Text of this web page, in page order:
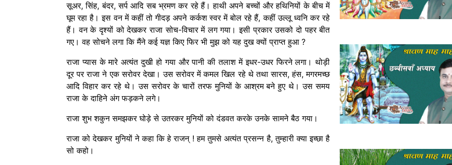
सूअर, सिंह, बंदर, सर्प आदि सब भ्रमण कर रहे हैं। हाथी अपने बच्चों और हथिनियों के बीच में
घूम रहा है। इस वन में कहीं तो गीदड़ अपने कर्कश स्वर में बोल रहे हैं, कहीं उल्लू ध्वनि कर रहे
हैं। वन के दृश्यों को देखकर राजा सोच-विचार में लग गया। इसी प्रकार उसको दो पहर बीत
गए। वह सोचने लगा कि मैंने कई यज्ञ किए फिर भी मुझ को यह दुख क्यों प्राप्त हुआ ?
राजा प्यास के मारे अत्यंत दुखी हो गया और पानी की तलाश में इधर-उधर फिरने लगा। थोड़ी
दूर पर राजा ने एक सरोवर देखा। उस सरोवर में कमल खिल रहे थे तथा सारस, हंस, मगरमच्छ
आदि विहार कर रहे थे। उस सरोवर के चारों तरफ मुनियों के आश्रम बने हुए थे। उस समय
राजा के दाहिने अंग फड़कने लगे।
राजा शुभ शकुन समझकर घोड़े से उतरकर मुनियों को दंडवत करके उनके सामने बैठ गया।
राजा को देखकर मुनियों ने कहा कि हे राजन् ! हम तुमसे अत्यंत प्रसन्न है, तुम्हारी क्या इच्छा है
सो कहो।